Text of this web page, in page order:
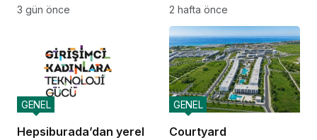
Kamp’üs’te yılda 2.000
3 gün önce
sahnelerine taşınan
güven
2 hafta önce
Hepsiburada’dan yerel
GENEL
Courtyard
GENEL